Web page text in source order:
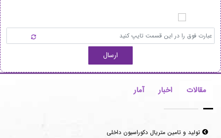
ارسال
مقالات اخبار آمار
تولید و تامین متریال دکوراسیون داخلی